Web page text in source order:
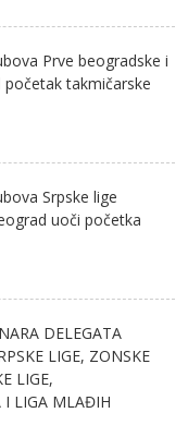
Prve beogradske i
takmičarske
Srpske lige
uoči početka
DELEGATA
LIGE, ZONSKE
LIGE,
I LIGA MLAĐIH